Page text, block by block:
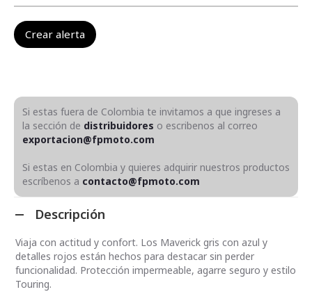
Si estas fuera de Colombia te invitamos a que ingreses a
la sección de distribuidores o escribenos al correo
exportacion@fpmoto.com
Si estas en Colombia y quieres adquirir nuestros productos
escríbenos a contacto@fpmoto.com
Descripción
Viaja con actitud y confort. Los Maverick gris con azul y
detalles rojos están hechos para destacar sin perder
funcionalidad. Protección impermeable, agarre seguro y estilo
Touring.